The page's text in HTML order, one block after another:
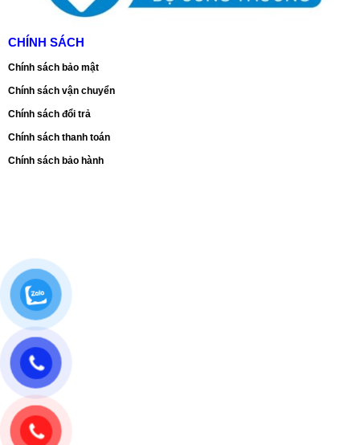
CHÍNH SÁCH
Chính sách bảo mật
Chính sách vận chuyển
Chính sách đổi trả
Chính sách thanh toán
Chính sách bảo hành